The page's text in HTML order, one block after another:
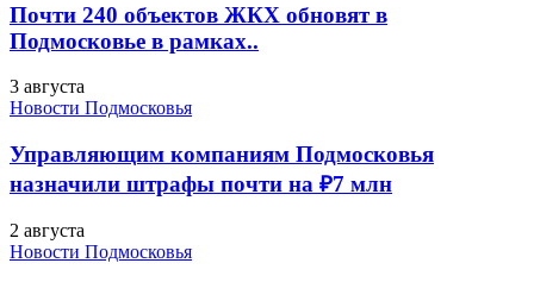
Почти 240 объектов ЖКХ обновят в
Подмосковье в рамках..
3 августа
Новости Подмосковья
Управляющим компаниям Подмосковья
назначили штрафы почти на ₽7 млн
2 августа
Новости Подмосковья